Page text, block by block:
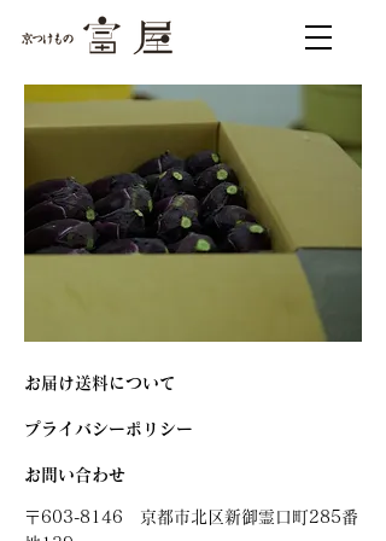
​お届け送料について
プライバシーポリシー
お問い合わせ
〒603-8146 京都市北区新御霊口町285番